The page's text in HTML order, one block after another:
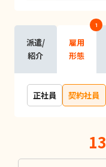
派遣/
紹介
雇用
形態
1
正社員 契約社員
13